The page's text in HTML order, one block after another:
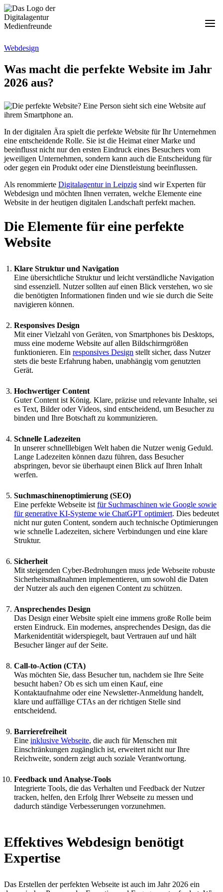
Zum
Inhalt
springen
Webdesign
Was macht die perfekte Website im Jahr
2026 aus?
In der digitalen Ära spielt die perfekte Website für Ihr Unternehmen
eine entscheidende Rolle. Sie ist die Heimat einer Marke und
beeinflusst nicht nur den ersten Eindruck eines Besuchers vom
jeweiligen Unternehmen, sondern kann auch die Entscheidung für
oder gegen ein Produkt oder eine Dienstleistung beeinflussen.
Als renommierte Digitalagentur in Leipzig sind wir Experten für
Webdesign und möchten Ihnen verraten, welche Elemente eine
Website in der heutigen digitalen Landschaft perfekt machen.
Die Elemente für eine perfekte
Website
Klare Struktur und Navigation
Eine übersichtliche Struktur und leicht verständliche Navigation
sind essenziell. Nutzer sollten auf einen Blick verstehen, wo sie
die benötigten Informationen finden und wie sie durch die Seite
navigieren können.
Responsives Design
Mit einer Vielzahl von Geräten, von Smartphones bis Desktops,
muss eine moderne Website auf allen Bildschirmgrößen
funktionieren. Ein responsives Design stellt sicher, dass Nutzer
stets die beste Erfahrung haben, unabhängig vom genutzten
Gerät.
Hochwertiger Content
Guter Content ist König. Klare, präzise und relevante Inhalte, sei
es Text, Bilder oder Videos, sind entscheidend, um Besucher zu
binden und Ihre Botschaft zu kommunizieren.
Schnelle Ladezeiten
In unserer schnelllebigen Welt haben die Nutzer wenig Geduld.
Lange Ladezeiten können dazu führen, dass Besucher
abspringen, bevor sie überhaupt einen Blick auf Ihren Inhalt
werfen.
Suchmaschinenoptimierung (SEO)
Eine perfekte Webseite ist für Suchmaschinen wie Google sowie
für generative KI-Systeme wie ChatGPT optimiert. Dies bedeutet
nicht nur guten Content, sondern auch technische Optimierungen
wie schnelle Ladezeiten, sichere Verbindungen und eine klare
Struktur.
Sicherheit
Mit steigenden Cyber-Bedrohungen muss jede Webseite robuste
Sicherheitsmaßnahmen implementieren, um sowohl die Daten
der Nutzer als auch den eigenen Content zu schützen.
Ansprechendes Design
Das Design einer Website spielt eine immens große Rolle beim
ersten Eindruck. Ein modernes, ansprechendes Design, das die
Markenidentität widerspiegelt, baut Vertrauen auf und hält
Besucher länger auf der Seite.
Call-to-Action (CTA)
Was möchten Sie, dass Besucher tun, nachdem sie Ihre Seite
besucht haben? Ob es sich um einen Kauf, eine
Kontaktaufnahme oder eine Newsletter-Anmeldung handelt,
klare und auffällige CTAs an der richtigen Stelle sind
entscheidend.
Barrierefreiheit
Eine inklusive Webseite, die auch für Menschen mit
Einschränkungen zugänglich ist, erweitert nicht nur Ihre
Reichweite, sondern zeigt auch soziale Verantwortung.
Feedback und Analyse-Tools
Integrierte Tools, die das Verhalten und Feedback der Nutzer
tracken, helfen, den Erfolg Ihrer Webseite zu messen und
dadurch ständige Verbesserungen vorzunehmen.
Effektives Webdesign benötigt
Expertise
Das Erstellen der perfekten Webseite ist auch im Jahr 2026 ein